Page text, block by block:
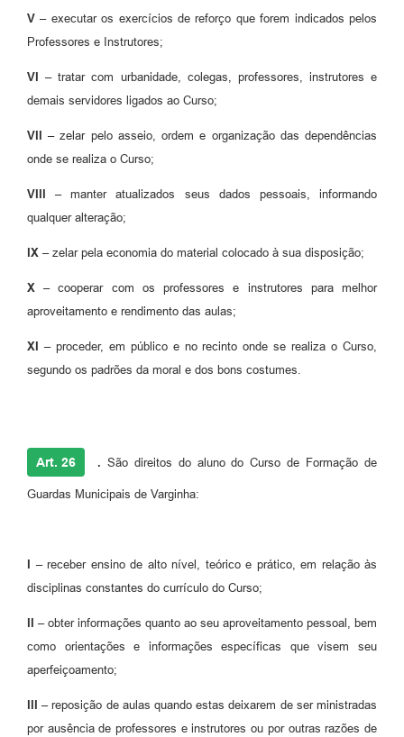
V –executar os exercícios de reforço que forem indicados pelos
Professores e Instrutores;
VI –tratar com urbanidade, colegas, professores, instrutores e
demais servidores ligados ao Curso;
VII –zelar pelo asseio, ordem e organização das dependências
onde se realiza o Curso;
VIII –manter atualizados seus dados pessoais, informando
qualquer alteração;
IX –zelar pela economia do material colocado à sua disposição;
X –cooperar com os professores e instrutores para melhor
aproveitamento e rendimento das aulas;
XI –proceder, em público e no recinto onde se realiza o Curso,
segundo os padrões da moral e dos bons costumes.
Art. 26 . São direitos do aluno do Curso de Formação de
Guardas Municipais de Varginha:
I –receber ensino de alto nível, teórico e prático, em relação às
disciplinas constantes do currículo do Curso;
II –obter informações quanto ao seu aproveitamento pessoal, bem
como orientações e informações específicas que visem seu
aperfeiçoamento;
III –reposição de aulas quando estas deixarem de ser ministradas
por ausência de professores e instrutores ou por outras razões de